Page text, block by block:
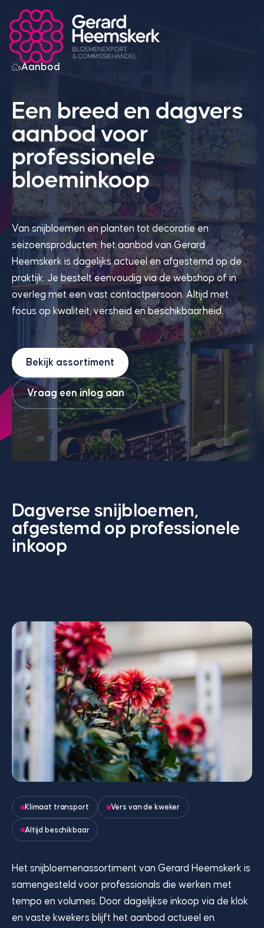
Sluiten
Aanbod
Een breed en dagvers
aanbod voor
professionele
bloeminkoop
Van snijbloemen en planten tot decoratie en
seizoensproducten: het aanbod van Gerard
Heemskerk is dagelijks actueel en afgestemd op de
praktijk. Je bestelt eenvoudig via de webshop of in
overleg met een vast contactpersoon. Altijd met
focus op kwaliteit, versheid en beschikbaarheid.
Bekijk assortiment
Vraag een inlog aan
Dagverse snijbloemen,
afgestemd op professionele
inkoop
Klimaat transport Vers van de kweker
Altijd beschikbaar
Het snijbloemenassortiment van Gerard Heemskerk is
samengesteld voor professionals die werken met
tempo en volumes. Door dagelijkse inkoop via de klok
en vaste kwekers blijft het aanbod actueel en